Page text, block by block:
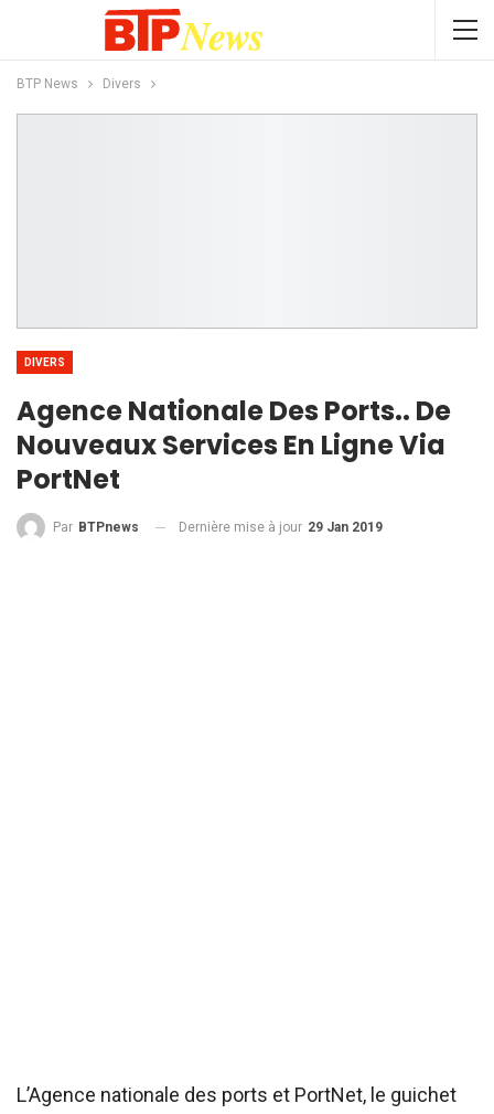
BTP News Divers
DIVERS
Agence Nationale Des Ports.. De
Nouveaux Services En Ligne Via
PortNet
Par BTPnews Dernière mise à jour 29 Jan 2019
L’Agence nationale des ports et PortNet, le guichet